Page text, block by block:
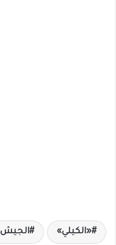
«الكيلي» الجيش